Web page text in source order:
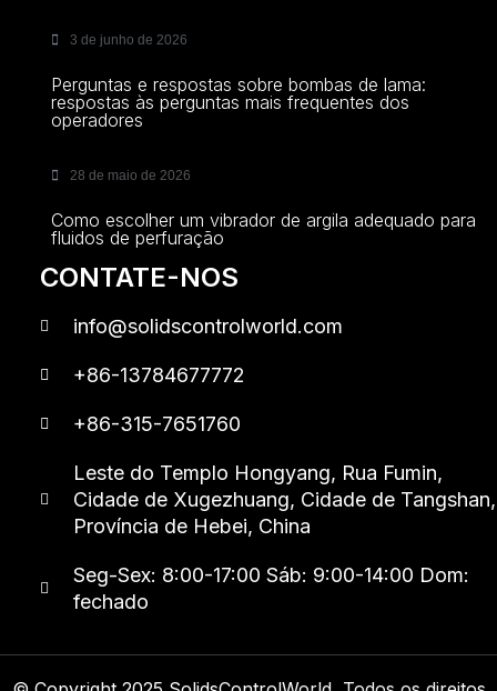
3 de junho de 2026
Perguntas e respostas sobre bombas de lama:
respostas às perguntas mais frequentes dos
operadores
28 de maio de 2026
Como escolher um vibrador de argila adequado para
fluidos de perfuração
CONTATE-NOS
info@solidscontrolworld.com
+86-13784677772
+86-315-7651760
Leste do Templo Hongyang, Rua Fumin,
Cidade de Xugezhuang, Cidade de Tangshan,
Província de Hebei, China
Seg-Sex: 8:00-17:00 Sáb: 9:00-14:00 Dom:
fechado